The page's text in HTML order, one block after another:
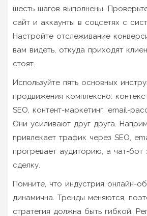
шесть шагов выполнены.
сайт и аккаунты в соцсетях с
Настройте отслеживание
вам видеть, откуда приходят
стоят.
Используйте пять основных
продвижения комплексно:
SEO, контент-маркетинг, email-
Они усиливают друг друга.
привлекает трафик через SEO,
прогревает аудиторию, а чат-бот
сделку.
Помните, что индустрия онлайн-
динамична. Тренды меняются,
стратегия должна быть гибкой.